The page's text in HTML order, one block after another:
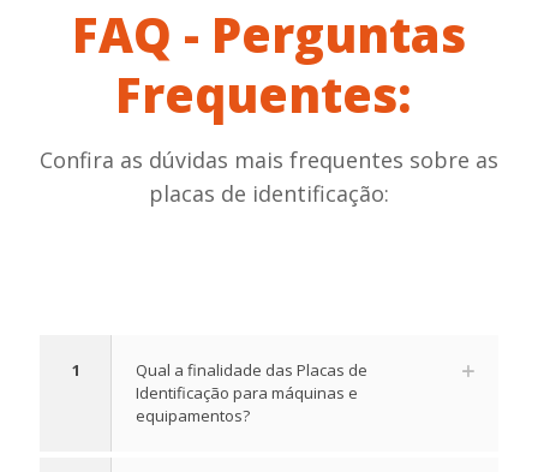
FAQ - Perguntas
Frequentes:
Confira as dúvidas mais frequentes sobre as
placas de identificação:
1
Qual a finalidade das Placas de
Identificação para máquinas e
equipamentos?